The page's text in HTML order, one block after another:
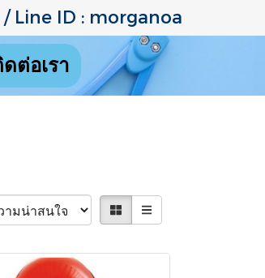
/ Line ID : morganoa
ต่อเรา